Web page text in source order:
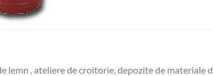
lemn , ateliere de croitorie, depozite de materiale